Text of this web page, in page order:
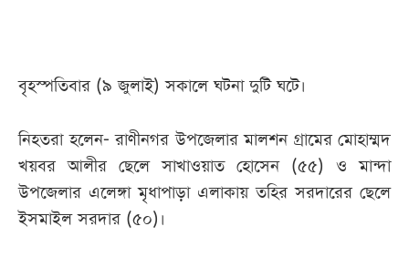
পেপার
বৃহস্পতিবার (৯ জুলাই) সকালে ঘটনা দুটি ঘটে।
নিহতরা হলেন- রাণীনগর উপজেলার মালশন গ্রামের মোহাম্মদ
খয়বর আলীর ছেলে সাখাওয়াত হোসেন (৫৫) ও মান্দা
উপজেলার এলেঙ্গা মৃধাপাড়া এলাকায় তহির সরদারের ছেলে
ইসমাইল সরদার (৫০)।